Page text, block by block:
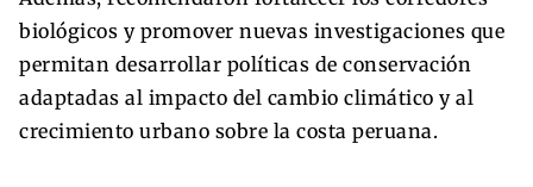
biológicos y promover nuevas investigaciones que
permitan desarrollar políticas de conservación
adaptadas al impacto del cambio climático y al
crecimiento urbano sobre la costa peruana.